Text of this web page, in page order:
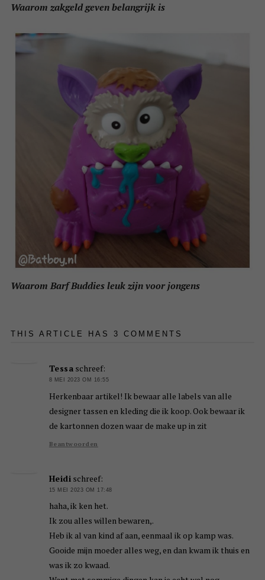
Waarom zakgeld geven belangrijk is
Waarom Barf Buddies leuk zijn voor jongens
THIS ARTICLE HAS 3 COMMENTS
Tessa schreef:
8 MEI 2023 OM 16:55
Herkenbaar artikel! Ik bewaar alle labels van alle
designer tassen en kleding die ik koop. Ook bewaar ik
de kartonnen dozen waar de make up in zit
Beantwoorden
Heidi schreef:
15 MEI 2023 OM 17:48
haha, ik ken het.
Ik zou alles willen bewaren,.
Heb ik al van kind af aan, eenmaal ik op kamp was.
Gooide mijn moeder alles weg, en dan kwam ik thuis en
was ik zo kwaad.